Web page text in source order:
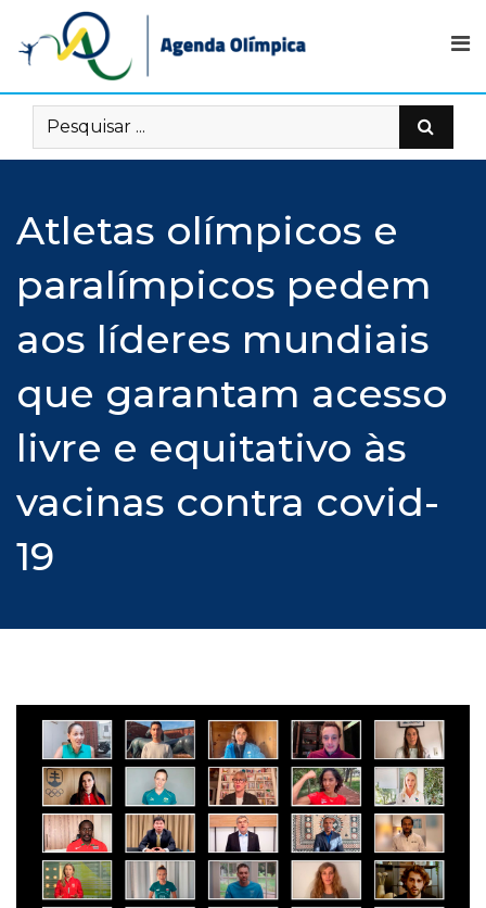
content
Atletas olímpicos e
paralímpicos pedem
aos líderes mundiais
que garantam acesso
livre e equitativo às
vacinas contra covid-
19